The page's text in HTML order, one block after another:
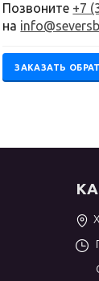
Позвоните +7
на
ЗАКАЗАТЬ